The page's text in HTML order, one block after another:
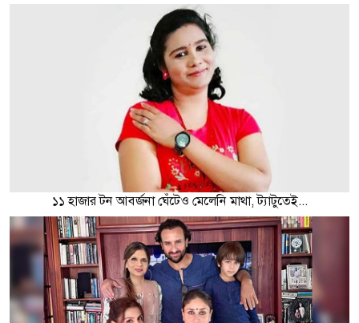
১১ হাজার টন আবর্জনা ঘেঁটেও মেলেনি মাথা, ট্যাটুতেই...